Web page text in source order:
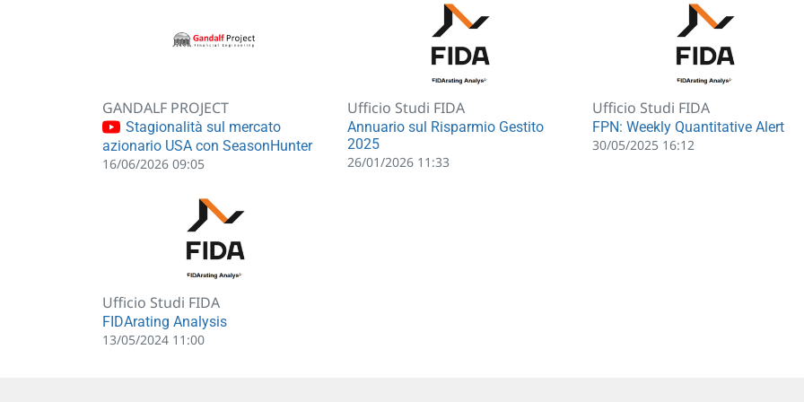
GANDALF PROJECT
Stagionalità sul mercato
azionario USA con SeasonHunter
16/06/2026 09:05
Ufficio Studi FIDA
Annuario sul Risparmio Gestito
2025
26/01/2026 11:33
Ufficio Studi FIDA
FPN: Weekly Quantitative Alert
30/05/2025 16:12
Ufficio Studi FIDA
FIDArating Analysis
13/05/2024 11:00